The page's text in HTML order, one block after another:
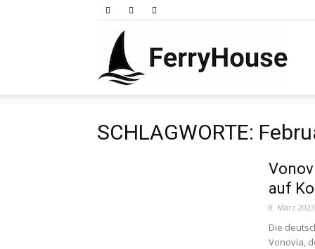
SCHLAGWORTE:
auf
8. März 2023
Die
Vonovia,